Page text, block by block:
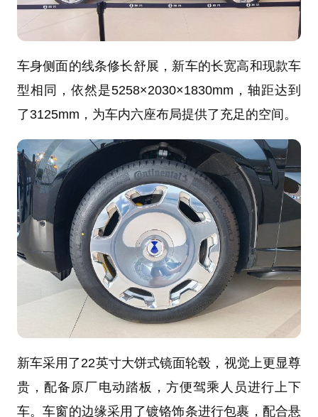
车身侧面的线条修长舒展，新车的长宽高和现款车
型相同，依然是5258×2030×1830mm，轴距达到
了3125mm，为车内六座布局提供了充足的空间。
新车采用了22英寸大饼式镜面轮毂，视觉上更显尊
贵，配备原厂电动踏板，方便驾乘人员进行上下
车。车窗的边缘采用了镀铬饰条进行包裹，配合悬